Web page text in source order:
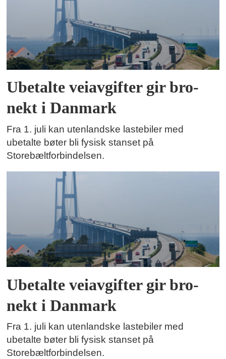
Ubetalte veiavgifter gir bro-
nekt i Danmark
Fra 1. juli kan utenlandske lastebiler med
ubetalte bøter bli fysisk stanset på
Storebæltforbindelsen.
Ubetalte veiavgifter gir bro-
nekt i Danmark
Fra 1. juli kan utenlandske lastebiler med
ubetalte bøter bli fysisk stanset på
Storebæltforbindelsen.